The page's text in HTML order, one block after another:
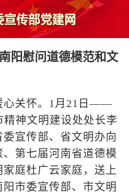
阳慰问道德模范和文
关怀。1月21日——
神文明建设处处长李
宣传部、省文明办向
第七届河南省道德模
庭杜广云家庭，送上
市委宣传部、市文明